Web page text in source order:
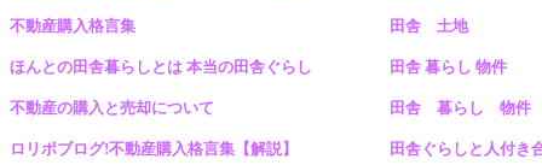
不動産購入格言集
ほんとの田舎暮らしとは 本当の田舎ぐらし
不動産の購入と売却について
ロリポブログ!不動産購入格言集【解説】
田舎 土地
田舎 暮らし 物件
田舎 暮らし 物件
田舎ぐらしと人付き